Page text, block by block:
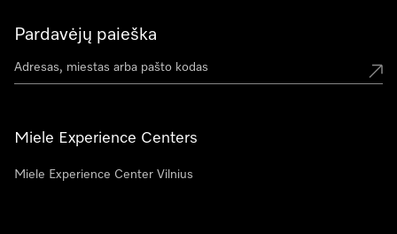
Pardavėjų paieška
Miele Experience Centers
Miele Experience Center Vilnius